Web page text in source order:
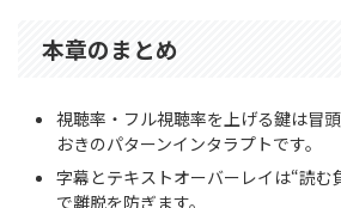
本章のまとめ
視聴率・フル視聴率を上げる鍵は冒
おきのパターンインタラプトです。
字幕とテキストオーバーレイは“読む
で離脱を防ぎます。